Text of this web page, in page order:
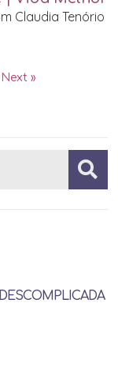
Claudia Tenório
Next »